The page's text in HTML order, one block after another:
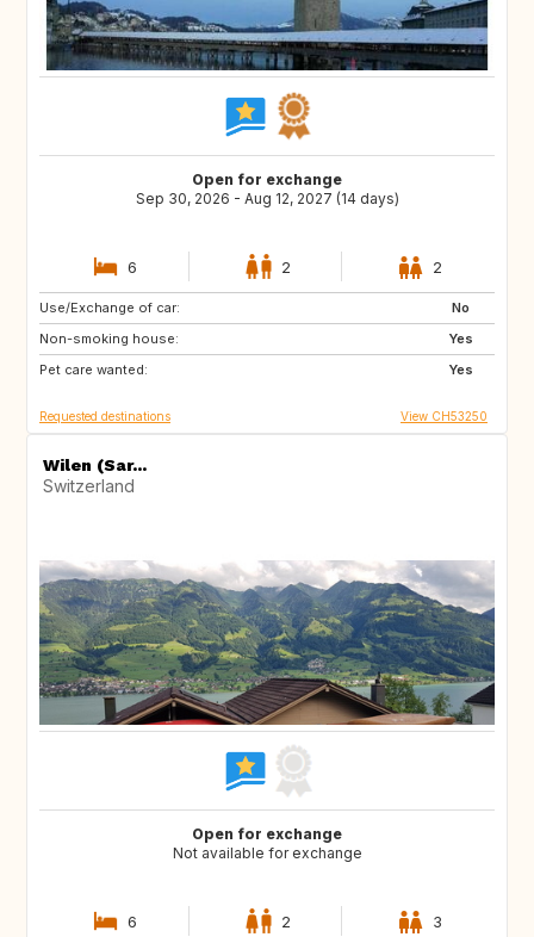
Open for exchange
Sep 30, 2026 - Aug 12, 2027 (14 days)
6 2 2
Use/Exchange of car:
No
Non-smoking house:
Yes
Pet care wanted:
Yes
CA
ES
FR
Requested destinations View CH53250
Wilen (Sar...
Switzerland
Open for exchange
Not available for exchange
6 2 3